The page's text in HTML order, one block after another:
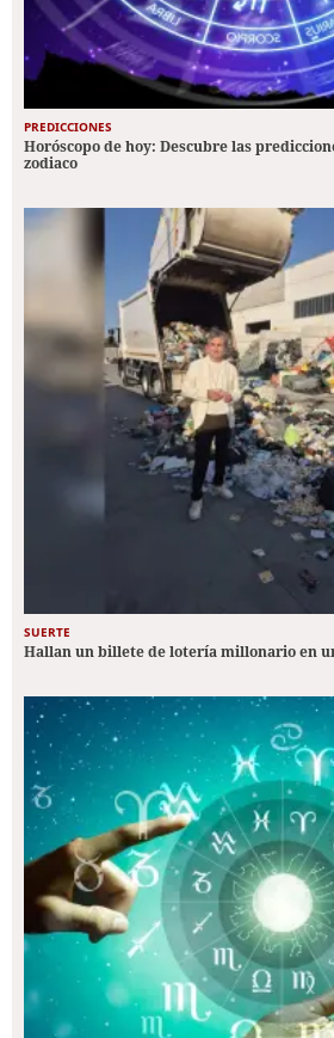
PREDICCIONES
Horóscopo de hoy: Descubre las
zodiaco
SUERTE
Hallan un billete de lotería millonario en